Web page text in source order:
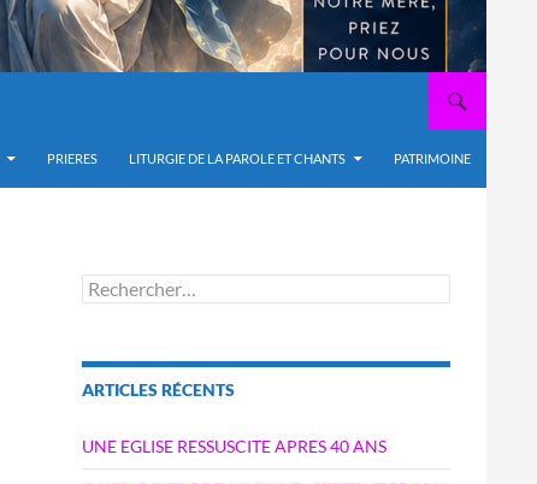
PRIERES LITURGIE DE LA PAROLE ET CHANTS PATRIMOINE
Rechercher :
ARTICLES RÉCENTS
UNE EGLISE RESSUSCITE APRES 40 ANS